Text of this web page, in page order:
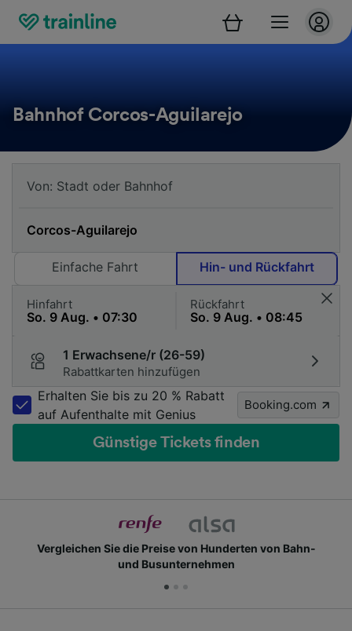
Bahnhof Corcos-Aguilarejo
Einfache Fahrt Hin- und Rückfahrt
Hinfahrt Rückfahrt
1 Erwachsene/r (26-59)
Rabattkarten hinzufügen
Erhalten Sie bis zu 20 % Rabatt
auf Aufenthalte mit Genius
Booking.com
Günstige Tickets finden
Vergleichen Sie die Preise von Hunderten von Bahn-
und Busunternehmen